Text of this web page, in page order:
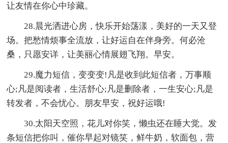
让友情在你心中珍藏。
28.晨光洒进心房，快乐开始荡漾，美好的一天又登
场。把愁情烦事全流放，让好运自在伴身旁。何必沧
桑，只愿安详，让美丽心情展翅飞翔。早安。
29.魔力短信，变变变!凡是收到此短信者，万事顺
心;凡是阅读者，生活舒心;凡是删除者，一生安心;凡是
转发者，不会忧心。朋友早安，祝好运哦!
30.太阳天空照，花儿对你笑，懒虫还在睡大觉。发
条短信把你叫，催你早起对镜笑，鲜牛奶，软面包，营